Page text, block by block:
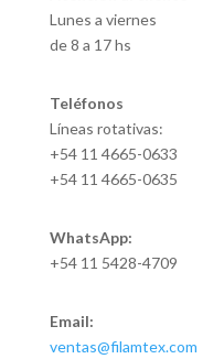
Lunes a viernes
de 8 a 17 hs
Teléfonos
Líneas rotativas:
+54 11 4665-0633
+54 11 4665-0635
WhatsApp:
+54 11 5428-4709
Email:
ventas@filamtex.com